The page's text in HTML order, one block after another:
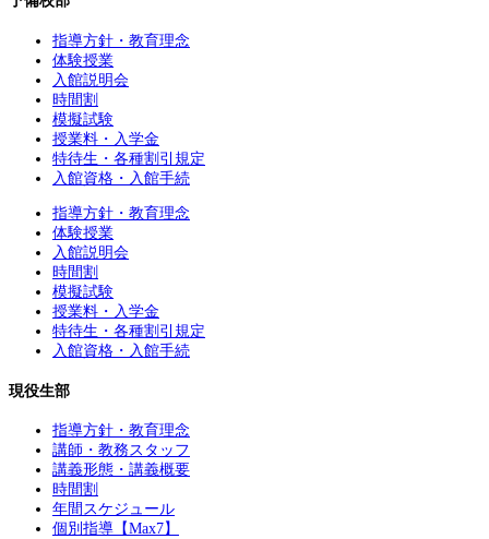
指導方針・教育理念
体験授業
入館説明会
時間割
模擬試験
授業料・入学金
特待生・各種割引規定
入館資格・入館手続
指導方針・教育理念
体験授業
入館説明会
時間割
模擬試験
授業料・入学金
特待生・各種割引規定
入館資格・入館手続
現役生部
指導方針・教育理念
講師・教務スタッフ
講義形態・講義概要
時間割
年間スケジュール
個別指導【Max7】